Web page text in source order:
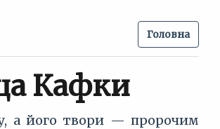
Головна
Кафки
а його твори — пророчим